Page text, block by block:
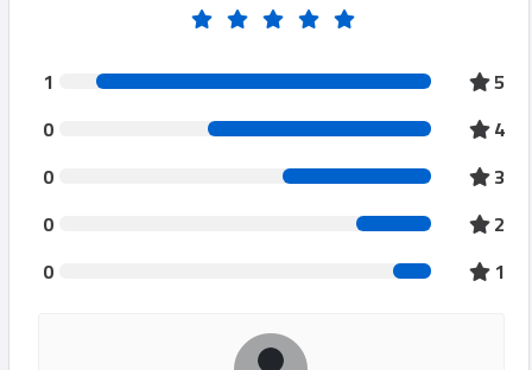
5
1
4
0
3
0
2
0
1
0